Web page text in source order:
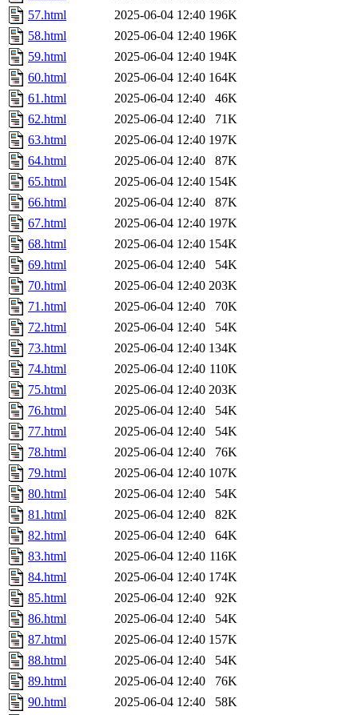
57.html
2025-06-04 12:40 196K
58.html
2025-06-04 12:40 196K
59.html
2025-06-04 12:40 194K
60.html
2025-06-04 12:40 164K
61.html
2025-06-04 12:40
46K
62.html
2025-06-04 12:40
71K
63.html
2025-06-04 12:40 197K
64.html
2025-06-04 12:40
87K
65.html
2025-06-04 12:40 154K
66.html
2025-06-04 12:40
87K
67.html
2025-06-04 12:40 197K
68.html
2025-06-04 12:40 154K
69.html
2025-06-04 12:40
54K
70.html
2025-06-04 12:40 203K
71.html
2025-06-04 12:40
70K
72.html
2025-06-04 12:40
54K
73.html
2025-06-04 12:40 134K
74.html
2025-06-04 12:40 110K
75.html
2025-06-04 12:40 203K
76.html
2025-06-04 12:40
54K
77.html
2025-06-04 12:40
54K
78.html
2025-06-04 12:40
76K
79.html
2025-06-04 12:40 107K
80.html
2025-06-04 12:40
54K
81.html
2025-06-04 12:40
82K
82.html
2025-06-04 12:40
64K
83.html
2025-06-04 12:40 116K
84.html
2025-06-04 12:40 174K
85.html
2025-06-04 12:40
92K
86.html
2025-06-04 12:40
54K
87.html
2025-06-04 12:40 157K
88.html
2025-06-04 12:40
54K
89.html
2025-06-04 12:40
76K
90.html
2025-06-04 12:40
58K